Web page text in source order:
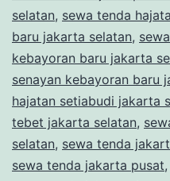
selatan, sewa tenda
baru jakarta selatan,
kebayoran baru jakarta
senayan kebayoran baru
hajatan setiabudi jakarta
tebet jakarta selatan,
selatan, sewa tenda
sewa tenda jakarta pusat,